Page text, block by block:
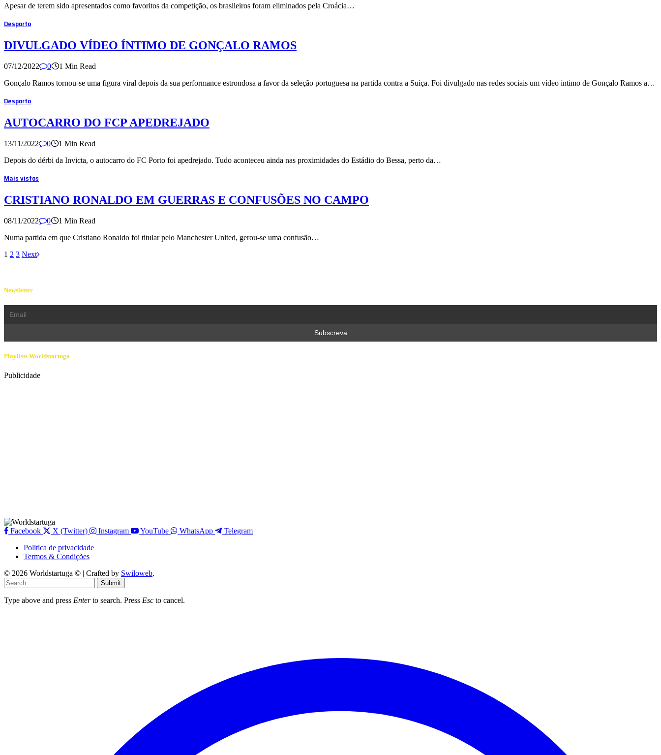
Apesar de terem sido apresentados como favoritos da competição, os brasileiros foram eliminados pela Croácia…
Desporto
DIVULGADO VÍDEO ÍNTIMO DE GONÇALO RAMOS
07/12/2022 0
1 Min Read
Gonçalo Ramos tornou-se uma figura viral depois da sua performance estrondosa a favor da seleção portuguesa na partida contra a Suíça. Foi divulgado nas redes sociais um vídeo íntimo de Gonçalo Ramos a…
Desporto
AUTOCARRO DO FCP APEDREJADO
13/11/2022 0
1 Min Read
Depois do dérbi da Invicta, o autocarro do FC Porto foi apedrejado. Tudo aconteceu ainda nas proximidades do Estádio do Bessa, perto da…
Mais vistos
CRISTIANO RONALDO EM GUERRAS E CONFUSÕES NO CAMPO
08/11/2022 0
1 Min Read
Numa partida em que Cristiano Ronaldo foi titular pelo Manchester United, gerou-se uma confusão…
1 2 3 Next
Newsletter
Playlists Worldstartuga
Publicidade
Facebook X (Twitter) Instagram YouTube WhatsApp
Telegram
Politica de privacidade
Termos & Condições
© 2026 Worldstartuga © | Crafted by Swiloweb.
Submit
Type above and press Enterto search. Press Esc to cancel.